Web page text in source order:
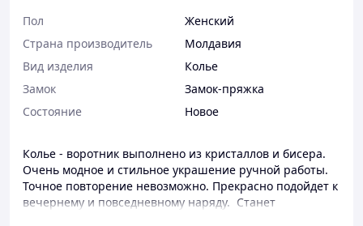
Пол
Женский
Страна производитель
Молдавия
Вид изделия
Колье
Замок
Замок-пряжка
Состояние
Новое
Колье - воротник выполнено из кристаллов и бисера.
Очень модное и стильное украшение ручной работы.
Точное повторение невозможно. Прекрасно подойдет к
вечернему и повседневному наряду. Станет